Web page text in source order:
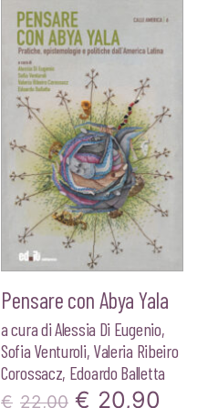
originale
era:
€20,00.
attuale
è:
Pensare con Abya Yala
a cura diAlessia Di Eugenio,
Sofia Venturoli, Valeria Ribeiro
Corossacz, Edoardo Balletta
€ 22,00 Il
€ 20,90